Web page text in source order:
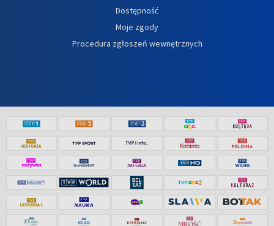
Dostępność
Moje zgody
Procedura zgłoszeń wewnętrznych